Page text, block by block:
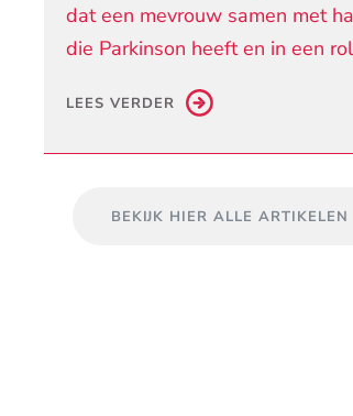
dat een mevrouw samen met
die Parkinson heeft en in een
LEES VERDER
BEKIJK HIER ALLE ARTIKELEN